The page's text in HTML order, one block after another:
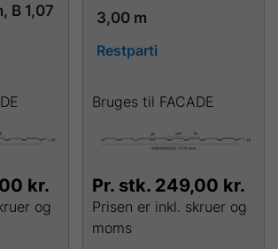
B 1,07
kr.
og
3,00 m
Restparti
Bruges til FACADE
Pr. stk. 249,00 kr.
Prisen er inkl. skruer og
moms